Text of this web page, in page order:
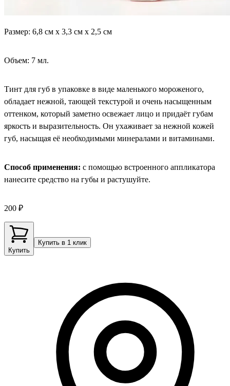
Размер: 6,8 см х 3,3 см х 2,5 см
Объем: 7 мл.
Тинт для губ в упаковке в виде маленького мороженого,
обладает нежной, тающей текстурой и очень насыщенным
оттенком, который заметно освежает лицо и придаёт губам
яркость и выразительность. Он ухаживает за нежной кожей
губ, насыщая её необходимыми минералами и витаминами.
Способ применения: с помощью встроенного аппликатора
нанесите средство на губы и растушуйте.
200 ₽
Купить
Купить в 1 клик